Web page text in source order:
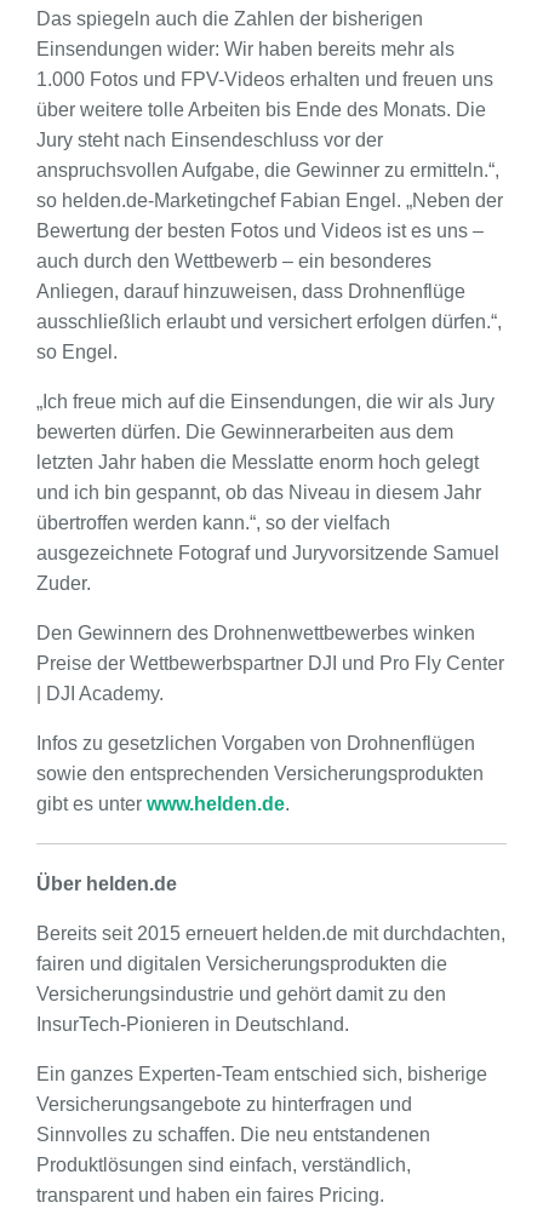
Das spiegeln auch die Zahlen der bisherigen
Einsendungen wider: Wir haben bereits mehr als
1.000 Fotos und FPV-Videos erhalten und freuen uns
über weitere tolle Arbeiten bis Ende des Monats. Die
Jury steht nach Einsendeschluss vor der
anspruchsvollen Aufgabe, die Gewinner zu ermitteln.“,
so helden.de-Marketingchef Fabian Engel. „Neben der
Bewertung der besten Fotos und Videos ist es uns –
auch durch den Wettbewerb – ein besonderes
Anliegen, darauf hinzuweisen, dass Drohnenflüge
ausschließlich erlaubt und versichert erfolgen dürfen.“,
so Engel.
„Ich freue mich auf die Einsendungen, die wir als Jury
bewerten dürfen. Die Gewinnerarbeiten aus dem
letzten Jahr haben die Messlatte enorm hoch gelegt
und ich bin gespannt, ob das Niveau in diesem Jahr
übertroffen werden kann.“, so der vielfach
ausgezeichnete Fotograf und Juryvorsitzende Samuel
Zuder.
Den Gewinnern des Drohnenwettbewerbes winken
Preise der Wettbewerbspartner DJI und Pro Fly Center
| DJI Academy.
Infos zu gesetzlichen Vorgaben von Drohnenflügen
sowie den entsprechenden Versicherungsprodukten
gibt es unter www.helden.de.
Über helden.de
Bereits seit 2015 erneuert helden.de mit durchdachten,
fairen und digitalen Versicherungsprodukten die
Versicherungsindustrie und gehört damit zu den
InsurTech-Pionieren in Deutschland.
Ein ganzes Experten-Team entschied sich, bisherige
Versicherungsangebote zu hinterfragen und
Sinnvolles zu schaffen. Die neu entstandenen
Produktlösungen sind einfach, verständlich,
transparent und haben ein faires Pricing.